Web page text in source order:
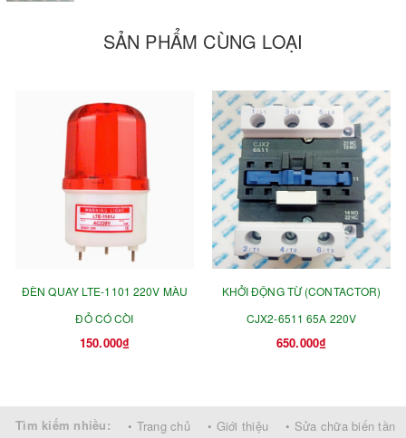
SẢN PHẨM CÙNG LOẠI
ĐÈN QUAY LTE-1101 220V MÀU
ĐỎ CÓ CÒI
150.000₫
KHỞI ĐỘNG TỪ (CONTACTOR)
CJX2-6511 65A 220V
650.000₫
Tìm kiếm nhiều: • Trang chủ • Giới thiệu • Sửa chữa biến tần